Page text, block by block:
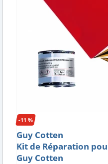
-11 %
Guy Cotten
Kit de Réparation
Guy Cotten